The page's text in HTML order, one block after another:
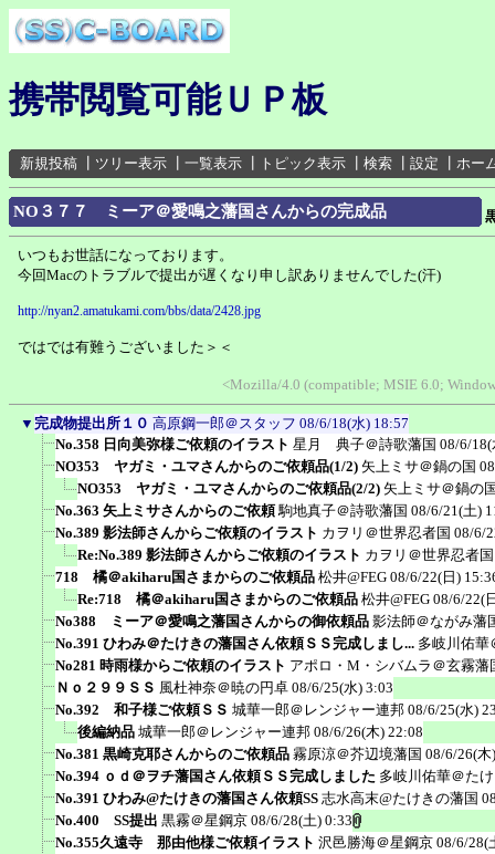
携帯閲覧可能ＵＰ板
新規投稿 ツリー表示 一覧表示 トピック表示 検索 設定 ホー
NO３７７ ミーア＠愛鳴之藩国さんからの完成品
いつもお世話になっております。
今回Macのトラブルで提出が遅くなり申し訳ありませんでした(汗)
http://nyan2.amatukami.com/bbs/data/2428.jpg
ではでは有難うございました＞＜
<Mozilla/4.0 (compatible; MSIE 6.0;
▼ 完成物提出所１０ 高原鋼一郎＠スタッフ 08/6/18(水) 18:57
No.358 日向美弥様ご依頼のイラスト 星月 典子＠詩歌藩国 08/6/18(
NO353 ヤガミ・ユマさんからのご依頼品(1/2) 矢上ミサ＠鍋の国
NO353 ヤガミ・ユマさんからのご依頼品(2/2) 矢上ミサ＠鍋の
No.363 矢上ミサさんからのご依頼 駒地真子＠詩歌藩国 08/6/21(土)
No.389 影法師さんからご依頼のイラスト カヲリ＠世界忍者国 08/6/
Re:No.389 影法師さんからご依頼のイラスト カヲリ＠世界忍者国
718 橘＠akiharu国さまからのご依頼品 松井@FEG 08/6/22(日)
Re:718 橘＠akiharu国さまからのご依頼品 松井@FEG 08/6/22(
No388 ミーア＠愛鳴之藩国さんからの御依頼品 影法師＠ながみ藩
No.391 ひわみ＠たけきの藩国さん依頼ＳＳ完成しまし... 多岐川佑華
No281 時雨様からご依頼のイラスト アポロ・M・シバムラ＠玄霧藩
Ｎｏ２９９ＳＳ 風杜神奈＠暁の円卓 08/6/25(水) 3:03
No.392 和子様ご依頼ＳＳ 城華一郎＠レンジャー連邦 08/6/25(水)
後編納品 城華一郎＠レンジャー連邦 08/6/26(木) 22:08
No.381 黒崎克耶さんからのご依頼品 霧原涼＠芥辺境藩国 08/6/26(木
No.394 ｏｄ＠ヲチ藩国さん依頼ＳＳ完成しました 多岐川佑華＠た
No.391 ひわみ@たけきの藩国さん依頼SS 志水高末@たけきの藩国
No.400 SS提出 黒霧＠星鋼京 08/6/28(土) 0:33
No.355久遠寺 那由他様ご依頼イラスト 沢邑勝海＠星鋼京 08/6/28(